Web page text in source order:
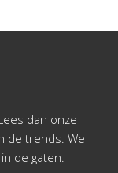
dan onze
de trends. We
de gaten.